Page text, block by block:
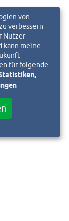
von
verbessern
Nutzer
kann meine
für folgende